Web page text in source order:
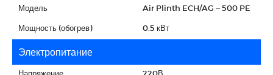
Модель Air Plinth ECH/AG – 500 PE
Мощность (обогрев) 0.5 кВт
Электропитание
Напряжение 220В